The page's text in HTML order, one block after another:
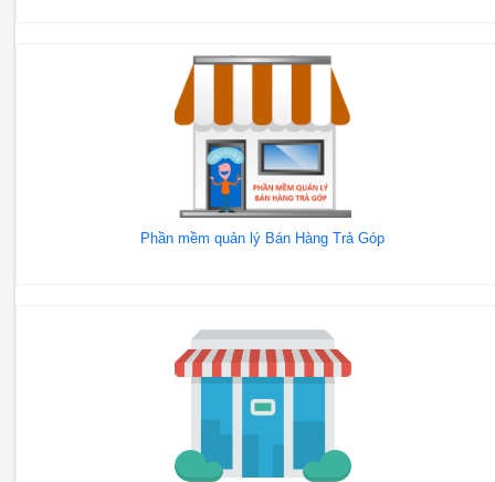
Phần mềm quản lý Bán Hàng Trả Góp